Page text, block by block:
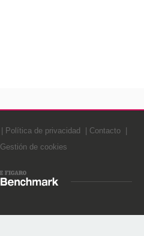
Política de privacidad
Contacto
Gestión de cookies